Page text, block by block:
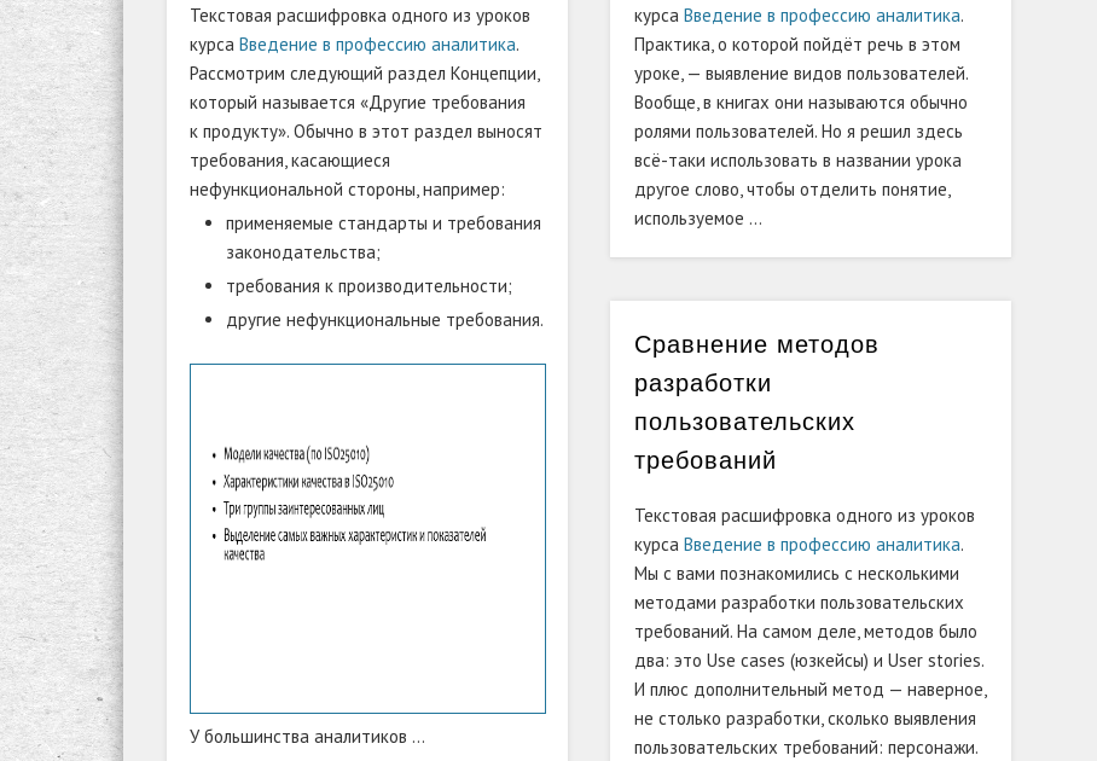
курса Введение в профессию аналитика.
Практика, о которой пойдёт речь в этом
уроке, — выявление видов пользователей.
Вообще, в книгах они называются обычно
ролями пользователей. Но я решил здесь
всё-таки использовать в названии урока
другое слово, чтобы отделить понятие,
используемое …
Текстовая расшифровка одного из уроков
курсаВведение в профессию аналитика.
Рассмотрим следующий раздел Концепции,
который называется «Другие требования
к продукту». Обычно в этот раздел выносят
требования, касающиеся
нефункциональной стороны, например:
применяемые стандарты и требования
законодательства;
требования к производительности;
другие нефункциональные требования.
У большинства аналитиков …
Сравнение методов
разработки
пользовательских
требований
Текстовая расшифровка одного из уроков
курса Введение в профессию аналитика.
Мы с вами познакомились с несколькими
методами разработки пользовательских
требований. На самом деле, методов было
два: это Use cases (юзкейсы) и User stories.
И плюс дополнительный метод — наверное,
не столько разработки, сколько выявления
пользовательских требований: персонажи.